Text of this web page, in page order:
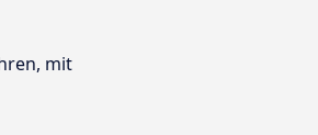
mit